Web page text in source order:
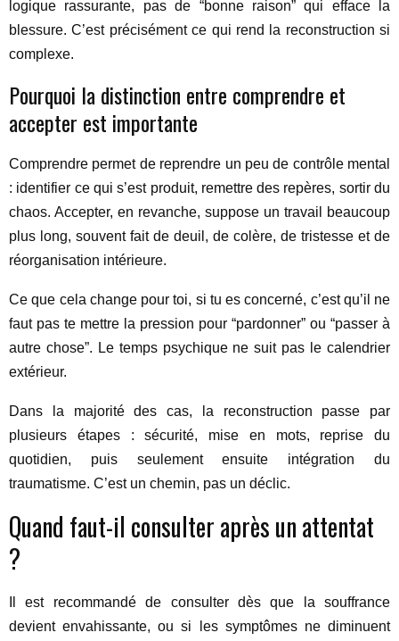
logique rassurante, pas de “bonne raison” qui efface la
blessure. C’est précisément ce qui rend la reconstruction si
complexe.
Pourquoi la distinction entre comprendre et
accepter est importante
Comprendre permet de reprendre un peu de contrôle mental
: identifier ce qui s’est produit, remettre des repères, sortir du
chaos. Accepter, en revanche, suppose un travail beaucoup
plus long, souvent fait de deuil, de colère, de tristesse et de
réorganisation intérieure.
Ce que cela change pour toi, si tu es concerné, c’est qu’il ne
faut pas te mettre la pression pour “pardonner” ou “passer à
autre chose”. Le temps psychique ne suit pas le calendrier
extérieur.
Dans la majorité des cas, la reconstruction passe par
plusieurs étapes : sécurité, mise en mots, reprise du
quotidien, puis seulement ensuite intégration du
traumatisme. C’est un chemin, pas un déclic.
Quand faut-il consulter après un attentat
?
Il est recommandé de consulter dès que la souffrance
devient envahissante, ou si les symptômes ne diminuent